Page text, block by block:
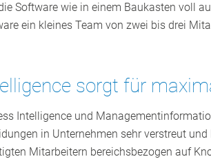
Software wie in einem Baukasten voll
ein kleines Team von zwei bis drei
sorgt für
Intelligence und
in Unternehmen sehr verstreut
Mitarbeitern bereichsbezogen auf